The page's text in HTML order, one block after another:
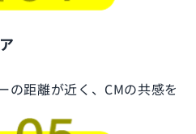
の距離が近く、CMの共感を